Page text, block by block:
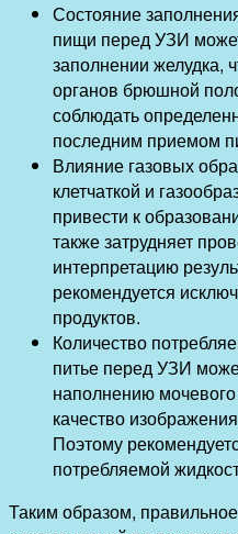
Состояние
пищи перед УЗИ
заполнении желудка,
органов брюшной
соблюдать
последним приемом
Влияние газовых
клетчаткой и
привести к
также затрудняет
интерпретацию
рекомендуется
продуктов.
Количество
питье перед УЗИ
наполнению
качество
Поэтому
потребляемой
Таким образом,